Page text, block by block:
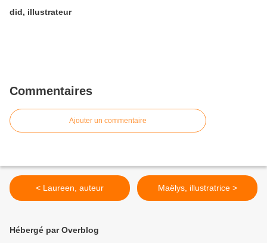
did, illustrateur
Commentaires
Ajouter un commentaire
< Laureen, auteur Maëlys, illustratrice >
Hébergé par Overblog